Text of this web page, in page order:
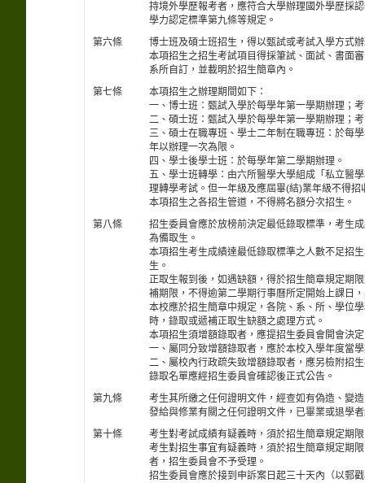
持境外學歷報考者，應符合大學辦理國外學歷採
學力認定標準第九條等規定。
第六條
博士班及碩士班招生，得以甄試或考試入學方式
本項招生之招生考試項目得採筆試、面試、書面
系所自訂，並載明於招生簡章內。
第七條
本項招生之辦理期間如下：
一、博士班：甄試入學於每學年第一學期辦理；
二、碩士班：甄試入學於每學年第一學期辦理；
三、碩士在職專班、學士二年制在職專班：於每
年以辦理一次為限。
四、學士後學士班：於每學年第二學期辦理。
五、學士班轉學：由六所醫學大學組成「私立醫
理轉學考試。但一年級及應屆畢(結)業年級不得招
本項招生之各招生管道，不得將名額分次招生。
第八條
招生委員會應於放榜前決定最低錄取標準，考生
為備取生。
本項招生考生成績達最低錄取標準之人數不足招
生。
正取生報到後，如遇缺額，得於招生簡章規定期
補期限，不得逾第二學期行事曆所定開始上課日
本校應於招生簡章中規定，各院、系、所、學位
時，錄取或遞補正取生缺額之處理方式。
本項招生須增額錄取者，應提招生委員會開會決
一、屬同分致增額錄取者，應於本校入學年度當
二、屬校內行政疏失致增額錄取者，應另檢附招
錄取名單應經招生委員會確認後正式公告。
第九條
考生其所繳之任何證明文件，經查如有偽造、變
發給與修業有關之任何證明文件，已畢業或退學
第十條
考生對考試成績有疑義時，須於招生簡章規定期
考生對招生事宜有疑義時，須於招生簡章規定期
者，招生委員會不予受理。
招生委員會應於接到申訴案日起三十天內（以郵